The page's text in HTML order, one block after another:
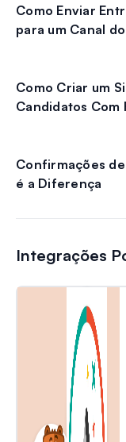
Como Enviar
para um Canal
Como Criar um
Candidatos Com
Confirmações
é a Diferença
Integrações